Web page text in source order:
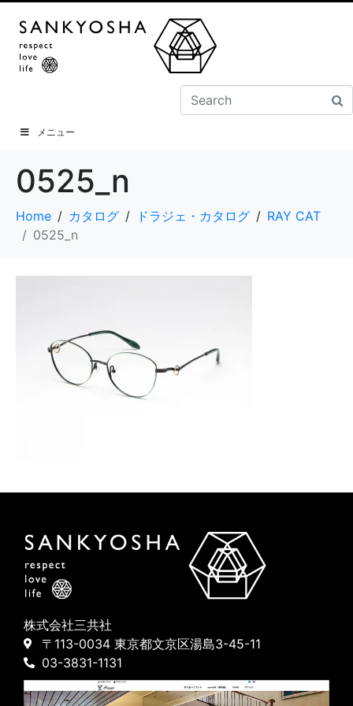
メニュー
0525_n
Home カタログ ドラジェ・カタログ
RAY CAT
0525_n
株式会社三共社
〒113-0034 東京都文京区湯島3-45-11
03-3831-1131